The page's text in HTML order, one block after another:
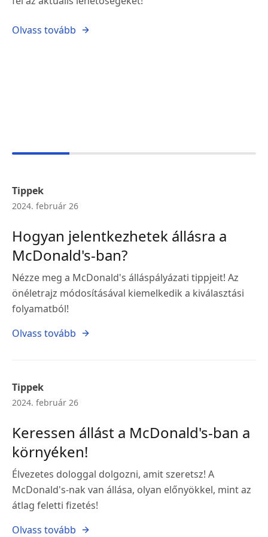
Olvass tovább
Tippek
2024. február 26
Hogyan jelentkezhetek állásra a
McDonald's-ban?
Nézze meg a McDonald's álláspályázati tippjeit! Az
önéletrajz módosításával kiemelkedik a kiválasztási
folyamatból!
Olvass tovább
Tippek
2024. február 26
Keressen állást a McDonald's-ban a
környéken!
Élvezetes dologgal dolgozni, amit szeretsz! A
McDonald's-nak van állása, olyan előnyökkel, mint az
átlag feletti fizetés!
Olvass tovább